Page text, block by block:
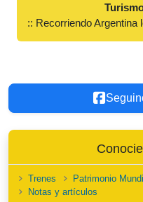
:: Recorriendo Argentina
Trenes Patrimonio
Notas y artículos